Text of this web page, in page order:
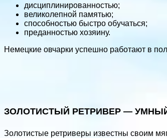
дисциплинированностью;
великолепной памятью;
способностью быстро обучаться;
преданностью хозяину.
Немецкие овчарки успешно работают в
ЗОЛОТИСТЫЙ РЕТРИВЕР —
Золотистые ретриверы известны своим